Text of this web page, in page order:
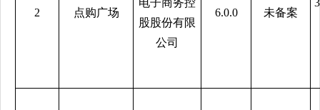
2 点购广场
电子商务控
股股份有限
公司
6.0.0 未备案